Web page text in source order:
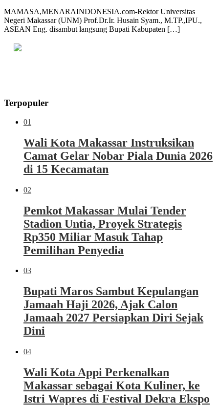
MAMASA,MENARAINDONESIA.com-Rektor Universitas
Negeri Makassar (UNM) Prof.Dr.Ir. Husain Syam., M.TP.,IPU.,
ASEAN Eng. disambut langsung Bupati Kabupaten […]
Terpopuler
01
Wali Kota Makassar Instruksikan
Camat Gelar Nobar Piala Dunia 2026
di 15 Kecamatan
02
Pemkot Makassar Mulai Tender
Stadion Untia, Proyek Strategis
Rp350 Miliar Masuk Tahap
Pemilihan Penyedia
03
Bupati Maros Sambut Kepulangan
Jamaah Haji 2026, Ajak Calon
Jamaah 2027 Persiapkan Diri Sejak
Dini
04
Wali Kota Appi Perkenalkan
Makassar sebagai Kota Kuliner, ke
Istri Wapres di Festival Dekra Ekspo